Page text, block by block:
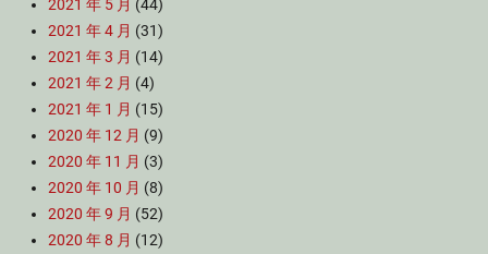
2021 年 5 月 (44)
2021 年 4 月 (31)
2021 年 3 月 (14)
2021 年 2 月 (4)
2021 年 1 月 (15)
2020 年 12 月 (9)
2020 年 11 月 (3)
2020 年 10 月 (8)
2020 年 9 月 (52)
2020 年 8 月 (12)